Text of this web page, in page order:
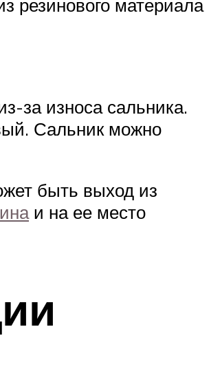
резинового материала
за износа сальника.
Сальник можно
быть выход из
и на ее место